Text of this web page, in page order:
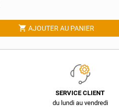
shopping_cart AJOUTER AU PANIER
SERVICE CLIENT
du lundi au vendredi